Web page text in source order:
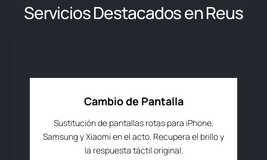
Servicios Destacados en Reus
Cambio de Pantalla
Sustitución de pantallas rotas para iPhone,
Samsung y Xiaomi en el acto. Recupera el brillo y
la respuesta táctil original.